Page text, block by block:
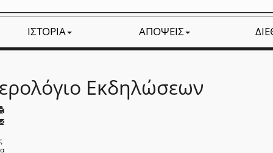
ΙΣΤΟΡΊΑ ΑΠΌΨΕΙΣ
Εκδηλώσεων